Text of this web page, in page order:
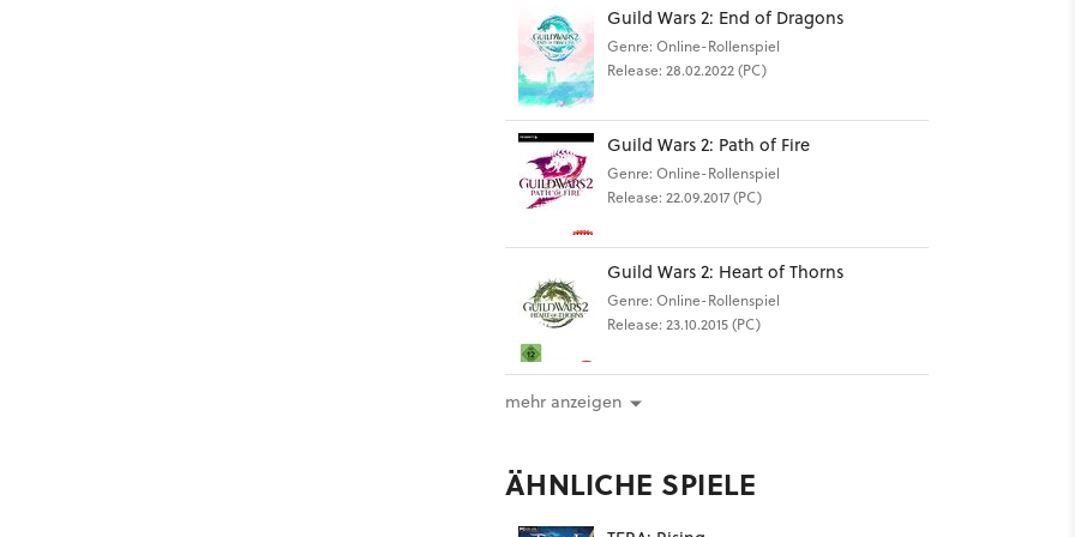
Guild Wars 2: End of Dragons
Genre: Online-Rollenspiel
Release: 28.02.2022 (PC)
Guild Wars 2: Path of Fire
Genre: Online-Rollenspiel
Release: 22.09.2017 (PC)
Guild Wars 2: Heart of Thorns
Genre: Online-Rollenspiel
Release: 23.10.2015 (PC)
mehr anzeigen
ÄHNLICHE SPIELE